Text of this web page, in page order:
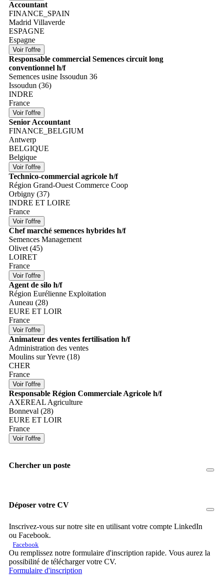
Accountant
FINANCE_SPAIN
Madrid Villaverde
ESPAGNE
Espagne
Responsable commercial Semences circuit long
conventionnel h/f
Semences usine Issoudun 36
Issoudun (36)
INDRE
France
Senior Accountant
FINANCE_BELGIUM
Antwerp
BELGIQUE
Belgique
Technico-commercial agricole h/f
Région Grand-Ouest Commerce Coop
Orbigny (37)
INDRE ET LOIRE
France
Chef marché semences hybrides h/f
Semences Management
Olivet (45)
LOIRET
France
Agent de silo h/f
Région Eurélienne Exploitation
Auneau (28)
EURE ET LOIR
France
Animateur des ventes fertilisation h/f
Administration des ventes
Moulins sur Yevre (18)
CHER
France
Responsable Région Commerciale Agricole h/f
AXEREAL Agriculture
Bonneval (28)
EURE ET LOIR
France
Chercher un poste
Déposer votre CV
Inscrivez-vous sur notre site en utilisant votre compte LinkedIn
ou Facebook.
Facebook
Ou remplissez notre formulaire d'inscription rapide. Vous aurez la
possibilité de télécharger votre CV.
Formulaire d'inscription